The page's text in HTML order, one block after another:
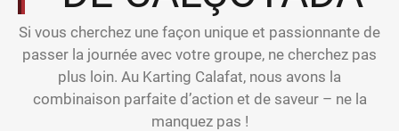
Si vous cherchez une façon unique et passionnante de
passer la journée avec votre groupe, ne cherchez pas
plus loin. Au Karting Calafat, nous avons la
combinaison parfaite d’action et de saveur – ne la
manquez pas !